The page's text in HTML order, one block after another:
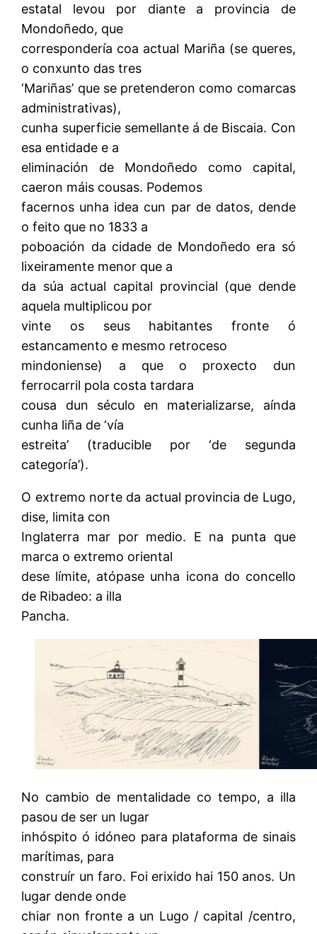
estatal levou por diante a provincia de
Mondoñedo, que
correspondería coa actual Mariña (se queres,
o conxunto das tres
‘Mariñas’ que se pretenderon como comarcas
administrativas),
cunha superficie semellante á de Biscaia. Con
esa entidade e a
eliminación de Mondoñedo como capital,
caeron máis cousas. Podemos
facernos unha idea cun par de datos, dende
o feito que no 1833 a
poboación da cidade de Mondoñedo era só
lixeiramente menor que a
da súa actual capital provincial (que dende
aquela multiplicou por
vinte os seus habitantes fronte ó
estancamento e mesmo retroceso
mindoniense) a que o proxecto dun
ferrocarril pola costa tardara
cousa dun século en materializarse, aínda
cunha liña de ‘vía
estreita’ (traducible por ‘de segunda
categoría’).
O extremo norte da actual provincia de Lugo,
dise, limita con
Inglaterra mar por medio. E na punta que
marca o extremo oriental
dese límite, atópase unha icona do concello
de Ribadeo: a illa
Pancha.
No cambio de mentalidade co tempo, a illa
pasou de ser un lugar
inhóspito ó idóneo para plataforma de sinais
marítimas, para
construír un faro. Foi erixido hai 150 anos. Un
lugar dende onde
chiar non fronte a un Lugo / capital /centro,